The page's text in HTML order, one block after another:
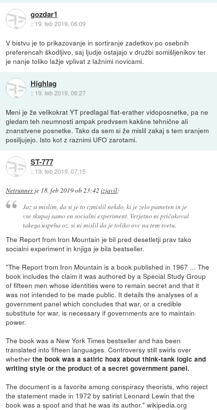
gozdar1
:: 19. feb 2019, 06:09
V bistvu je to prikazovanje in sortiranje zadetkov po osebnih
preferencah škodljivo, saj ljudje ostajajo v družbi somišljenikov ter
je nanje toliko lažje vplivat z lažnimi novicami.
Highlag
:: 19. feb 2019, 06:27
Meni je že velikokrat YT predlagal flat-erather vidoposnetke, pa ne
gledam teh neumnosti ampak predvsem kakšne tehnične ali
znanstvene posnetke. Tako da sem si že mislil zakaj s tem sranjem
posiljujejo. Isto kot z raznimi UFO zarotami.
ST-777
:: 19. feb 2019, 07:15
Netrunnerje 18. feb 2019 ob 23:42 izjavil:
Jaz si mislim, da si je to izmislil nekdo, ki je zelo pameten in je
vse skupaj samo en socialni experiment. Verjetno ni pričakoval
takega uspeha oz. si ni mislil da je toliko ovc na tem svetu.
The Report from Iron Mountain je bil pred desetletji prav tako
socialni experiment in knjiga je bila bestseller.
"The Report from Iron Mountain is a book published in 1967 ... The
book includes the claim it was authored by a Special Study Group
of fifteen men whose identities were to remain secret and that it
was not intended to be made public. It details the analyses of a
government panel which concludes that war, or a credible
substitute for war, is necessary if governments are to maintain
power.
The book was a New York Times bestseller and has been
translated into fifteen languages. Controversy still swirls over
whetherthe book was a satiric hoax about think-tank logic and
writing style or the product of a secret government panel.
The document is a favorite among conspiracy theorists, who reject
the statement made in 1972 by satirist Leonard Lewin that the
book was a spoof and that he was its author." wikipedia.org